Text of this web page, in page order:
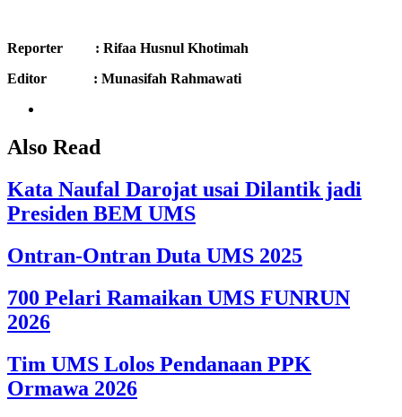
Reporter : Rifaa Husnul Khotimah
Editor : Munasifah Rahmawati
Also Read
Kata Naufal Darojat usai Dilantik jadi
Presiden BEM UMS
Ontran-Ontran Duta UMS 2025
700 Pelari Ramaikan UMS FUNRUN
2026
Tim UMS Lolos Pendanaan PPK
Ormawa 2026